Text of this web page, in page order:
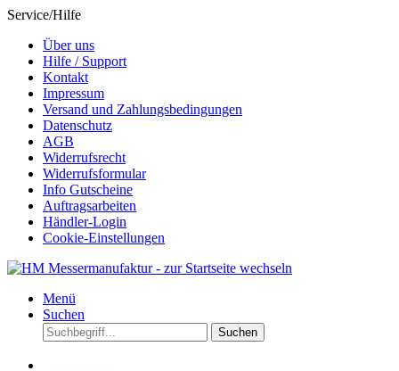
Service/Hilfe
Über uns
Hilfe / Support
Kontakt
Impressum
Versand und Zahlungsbedingungen
Datenschutz
AGB
Widerrufsrecht
Widerrufsformular
Info Gutscheine
Auftragsarbeiten
Händler-Login
Cookie-Einstellungen
Menü
Suchen
Suchen